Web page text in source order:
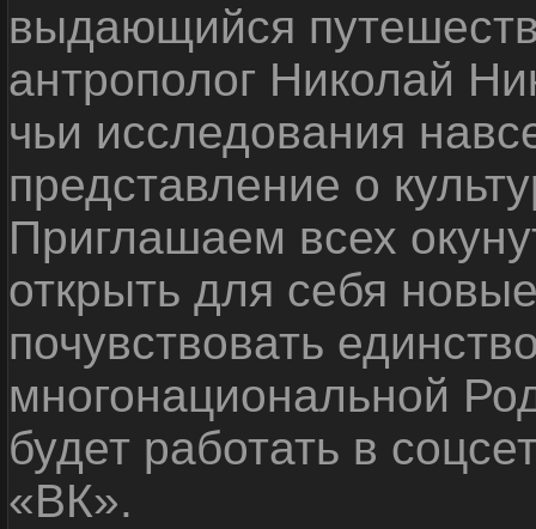
выдающийся
антрополог Николай
чьи исследования
представление о
Приглашаем всех
открыть для себя
почувствовать
многонациональной
будет работать в
«ВК».